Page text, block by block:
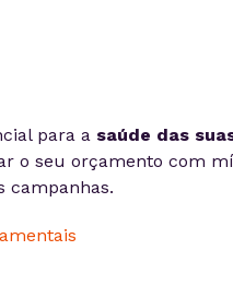
para a saúde das
o seu orçamento com
campanhas.